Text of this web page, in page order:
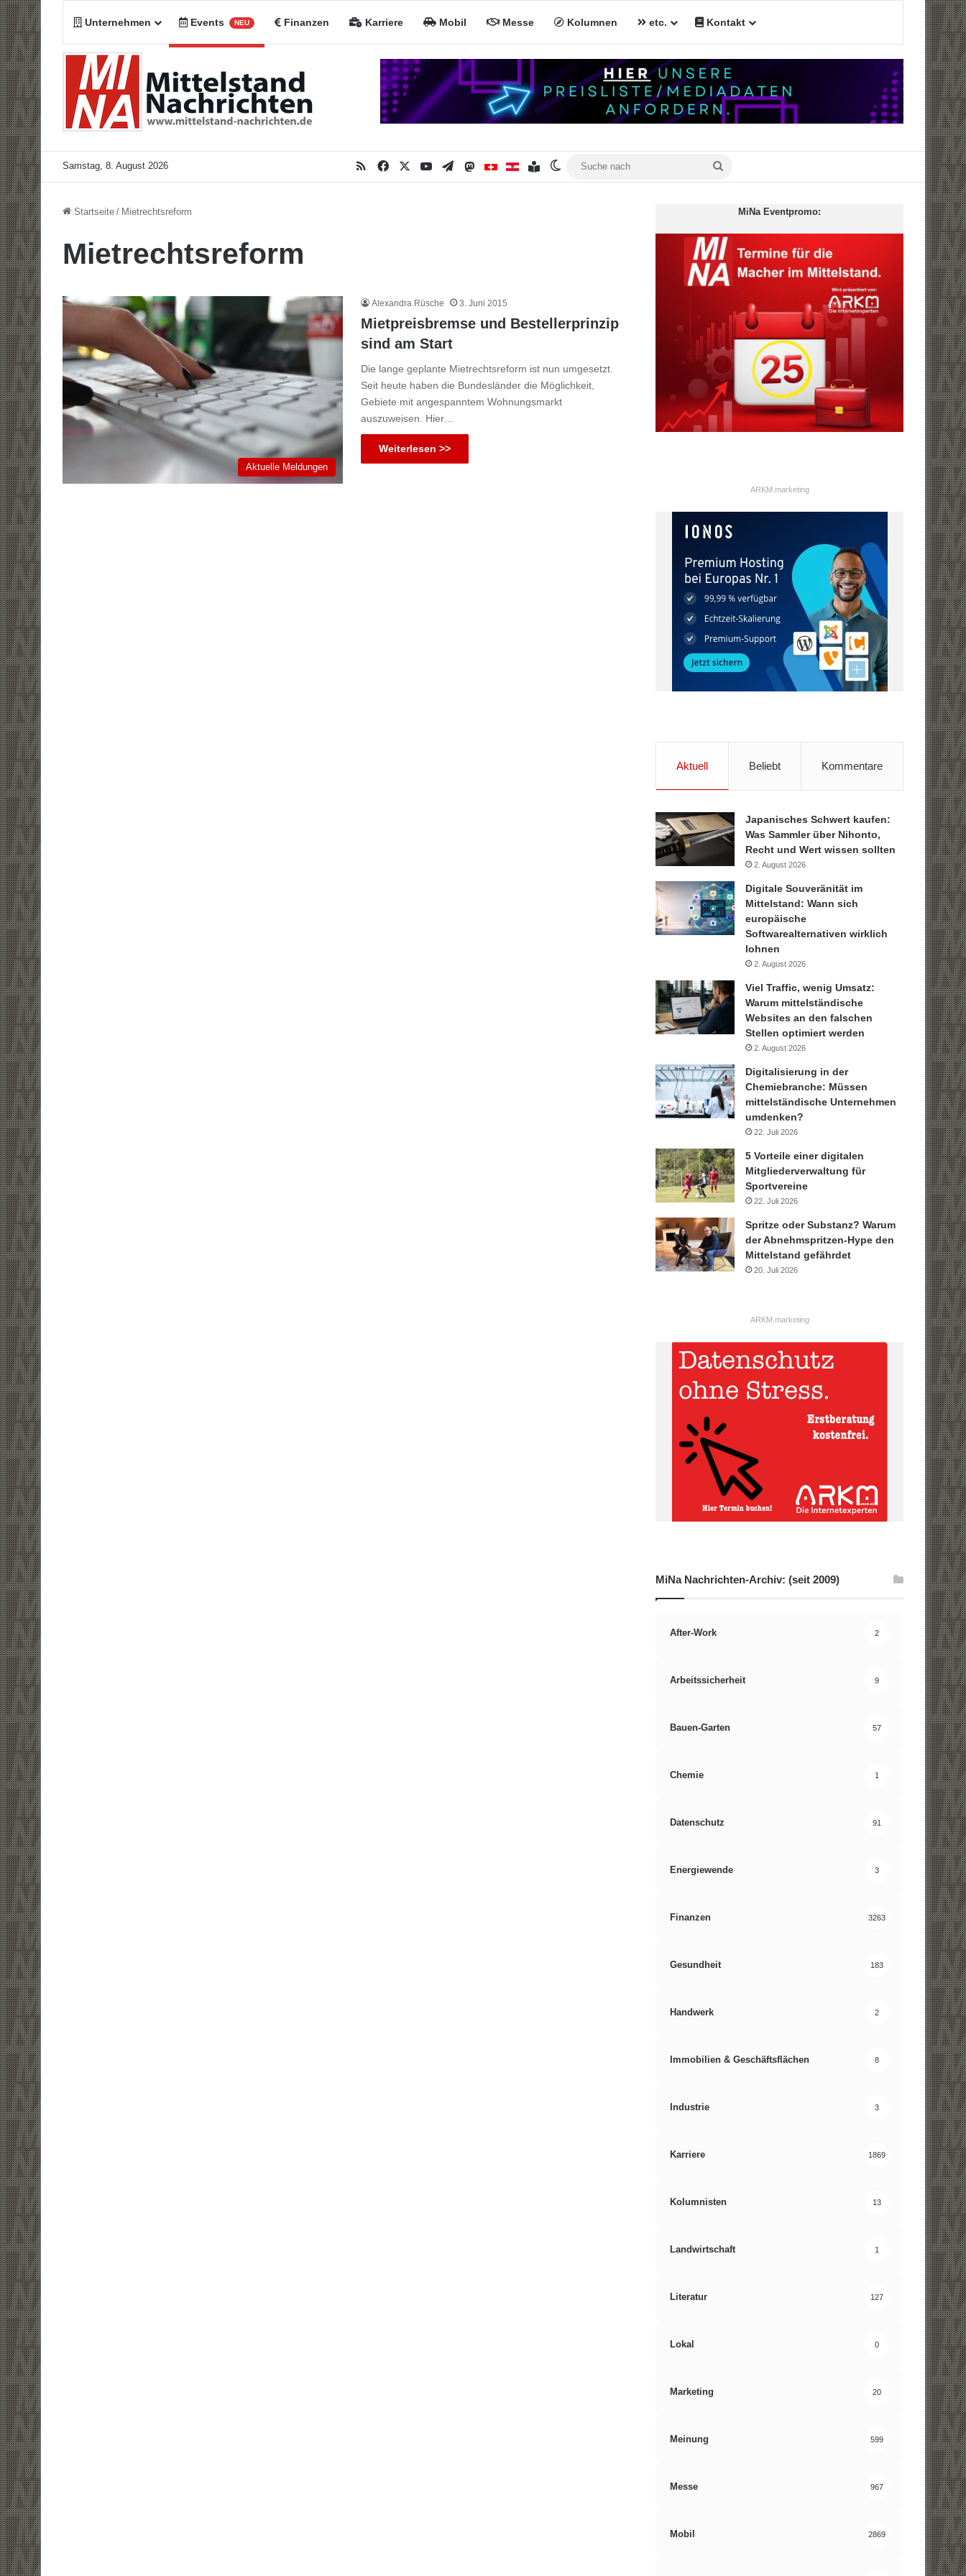
Unternehmen Events NEU Finanzen Karriere Mobil Messe Kolumnen etc. Kontakt
Samstag, 8. August 2026 RSSFacebookYouTubeTelegramMastodonMiNa CHMiNa AT
Inhaltsverzeichnis
Skin umschalten
Startseite / Mietrechtsreform
Mietrechtsreform
Aktuelle Meldungen
Alexandra Rüsche 3. Juni 2015
Mietpreisbremse und Bestellerprinzip
sind am Start
Die lange geplante Mietrechtsreform ist nun umgesetzt.
Seit heute haben die Bundesländer die Möglichkeit,
Gebiete mit angespanntem Wohnungsmarkt
auszuweisen. Hier…
Weiterlesen >>
MiNa Eventpromo:
ARKM.marketing
Aktuell Beliebt Kommentare
Japanisches Schwert kaufen:
Was Sammler über Nihonto,
Recht und Wert wissen sollten
2. August 2026
Digitale Souveränität im
Mittelstand: Wann sich
europäische
Softwarealternativen wirklich
lohnen
2. August 2026
Viel Traffic, wenig Umsatz:
Warum mittelständische
Websites an den falschen
Stellen optimiert werden
2. August 2026
Digitalisierung in der
Chemiebranche: Müssen
mittelständische Unternehmen
umdenken?
22. Juli 2026
5 Vorteile einer digitalen
Mitgliederverwaltung für
Sportvereine
22. Juli 2026
Spritze oder Substanz? Warum
der Abnehmspritzen-Hype den
Mittelstand gefährdet
20. Juli 2026
ARKM.marketing
MiNa Nachrichten-Archiv: (seit 2009)
After-Work 2
Arbeitssicherheit 9
Bauen-Garten 57
Chemie 1
Datenschutz 91
Energiewende 3
Finanzen 3263
Gesundheit 183
Handwerk 2
Immobilien & Geschäftsflächen 8
Industrie 3
Karriere 1869
Kolumnisten 13
Landwirtschaft 1
Literatur 127
Lokal 0
Marketing 20
Meinung 599
Messe 967
Mobil 2869